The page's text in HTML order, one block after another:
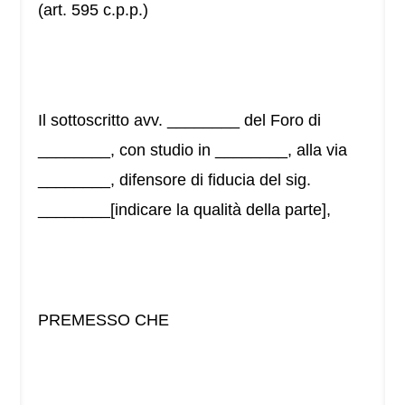
(art. 595 c.p.p.)
Il sottoscritto avv. ________ del Foro di
________, con studio in ________, alla via
________, difensore di fiducia del sig.
________[indicare la qualità della parte],
PREMESSO CHE